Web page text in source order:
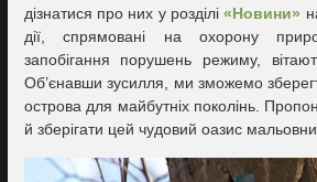
дізнатися про них у розділі«Новини»
дії, спрямовані на охорону
запобігання порушень режиму,
Об’єнавши зусилля, ми зможемо
острова для майбутніх поколінь.
й зберігати цей чудовий оазис